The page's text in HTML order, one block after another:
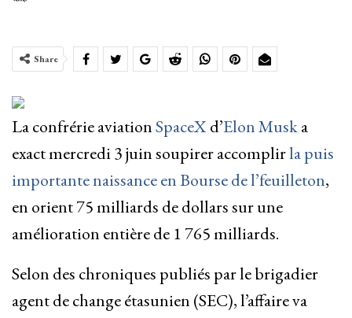
Share
La confrérie aviationSpaceX d’Elon Muska
exact mercredi 3 juin soupirer accomplirla puis
importante naissance en Bourse de l’feuilleton,
en orient 75 milliards de dollars sur une
amélioration entière de 1 765 milliards.
Selon des chroniques publiés par le brigadier
agent de change étasunien (SEC), l’affaire va